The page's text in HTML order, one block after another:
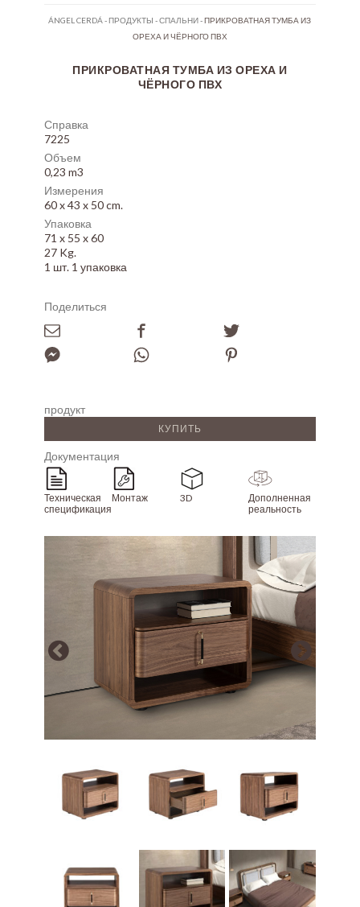
ÁNGEL CERDÁ -ПРОДУКТЫ -СПАЛЬНИ-ПРИКРОВАТНАЯ ТУМБА ИЗ
ОРЕХА И ЧЁРНОГО ПВХ
ПРИКРОВАТНАЯ ТУМБА ИЗ ОРЕХА И
ЧЁРНОГО ПВХ
Справка
7225
Объем
0,23 m3
Измерения
60 x 43 x 50 cm.
Упаковка
71 x 55 x 60
27 Kg.
1 шт. 1 упаковка
Поделиться
продукт
КУПИТЬ
Документация
Техническая
спецификация
Монтаж 3D
Дополненная
реальность